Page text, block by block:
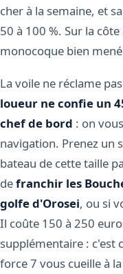
cher à la semaine, et
50 à 100 %. Sur la
monocoque bien
La voile ne réclame
loueur ne confie un
chef de bord : on
navigation. Prenez un
bateau de cette taille
defranchir les
golfe d'Orosei, ou si
Il coûte 150 à 250
supplémentaire : c'est
force 7 vous cueille à